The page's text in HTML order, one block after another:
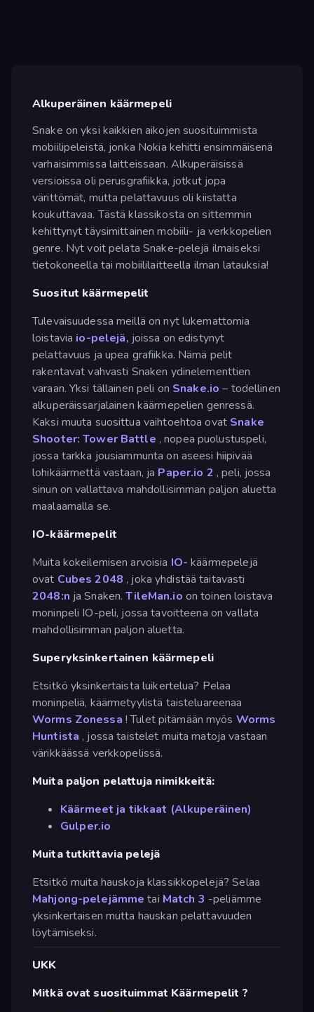
Alkuperäinen käärmepeli
Snake on yksi kaikkien aikojen suosituimmista
mobiilipeleistä, jonka Nokia kehitti ensimmäisenä
varhaisimmissa laitteissaan. Alkuperäisissä
versioissa oli perusgrafiikka, jotkut jopa
värittömät, mutta pelattavuus oli kiistatta
koukuttavaa. Tästä klassikosta on sittemmin
kehittynyt täysimittainen mobiili- ja verkkopelien
genre. Nyt voit pelata Snake-pelejä ilmaiseksi
tietokoneella tai mobiililaitteella ilman latauksia!
Suositut käärmepelit
Tulevaisuudessa meillä on nyt lukemattomia
loistavia io-pelejä, joissa on edistynyt
pelattavuus ja upea grafiikka. Nämä pelit
rakentavat vahvasti Snaken ydinelementtien
varaan. Yksi tällainen peli on Snake.io – todellinen
alkuperäissarjalainen käärmepelien genressä.
Kaksi muuta suosittua vaihtoehtoa ovat Snake
Shooter: Tower Battle , nopea puolustuspeli,
jossa tarkka jousiammunta on aseesi hiipivää
lohikäärmettä vastaan, ja Paper.io 2 , peli, jossa
sinun on vallattava mahdollisimman paljon aluetta
maalaamalla se.
IO-käärmepelit
Muita kokeilemisen arvoisia IO- käärmepelejä
ovat Cubes 2048 , joka yhdistää taitavasti
2048:n ja Snaken.TileMan.io on toinen loistava
moninpeli IO-peli, jossa tavoitteena on vallata
mahdollisimman paljon aluetta.
Superyksinkertainen käärmepeli
Etsitkö yksinkertaista luikertelua? Pelaa
moninpeliä, käärmetyylistä taisteluareenaa
Worms Zonessa ! Tulet pitämään myös Worms
Huntista , jossa taistelet muita matoja vastaan
värikkäässä verkkopelissä.
Muita paljon pelattuja nimikkeitä:
Käärmeet ja tikkaat (Alkuperäinen)
Gulper.io
Muita tutkittavia pelejä
Etsitkö muita hauskoja klassikkopelejä? Selaa
Mahjong-pelejämme tai Match 3 -peliämme
yksinkertaisen mutta hauskan pelattavuuden
löytämiseksi.
UKK
Mitkä ovat suosituimmat Käärmepelit ?